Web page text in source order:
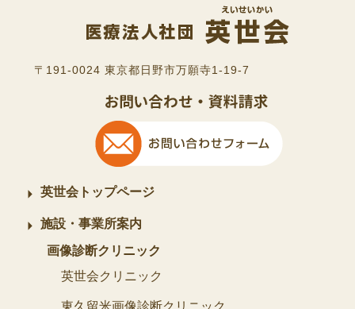
〒191-0024 東京都日野市万願寺1-19-7
英世会トップページ
施設・事業所案内
画像診断クリニック
英世会クリニック